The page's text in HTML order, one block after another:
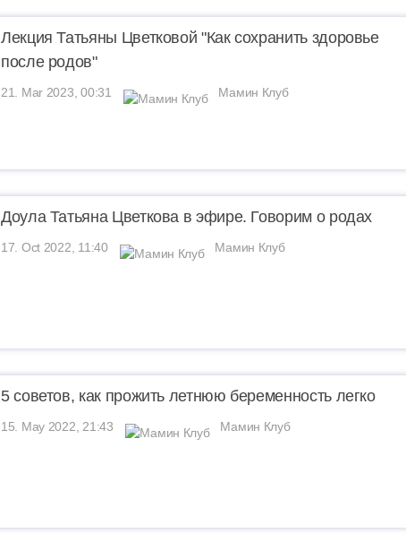
Лекция Татьяны Цветковой "Как сохранить здоровье
после родов"
21. Mar 2023, 00:31 Мамин Клуб
Доула Татьяна Цветкова в эфире. Говорим о родах
17. Oct 2022, 11:40 Мамин Клуб
5 советов, как прожить летнюю беременность легко
15. May 2022, 21:43 Мамин Клуб